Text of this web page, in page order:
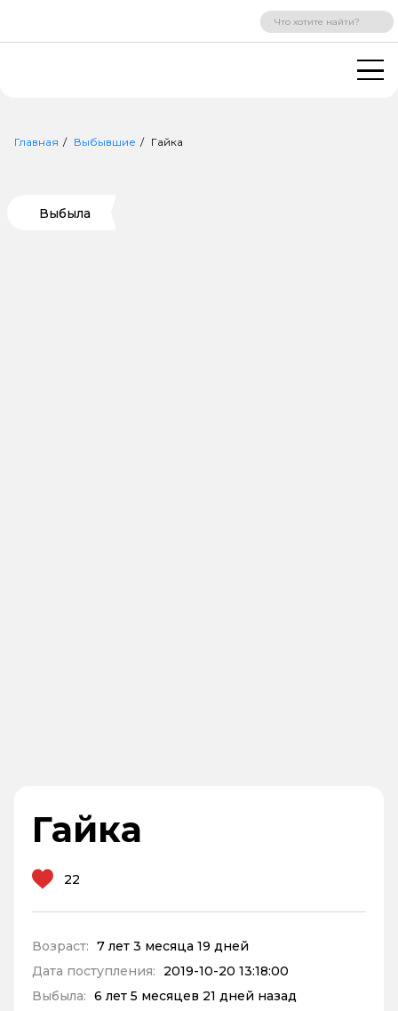
ВХОД РЕГИСТРАЦИЯ
Главная Выбывшие Гайка
Выбыла
Гайка
22
Возраст: 7 лет 3 месяца 19 дней
Дата поступления:
2019-10-20 13:18:00
Выбыла: 6 лет 5 месяцев 21 дней назад